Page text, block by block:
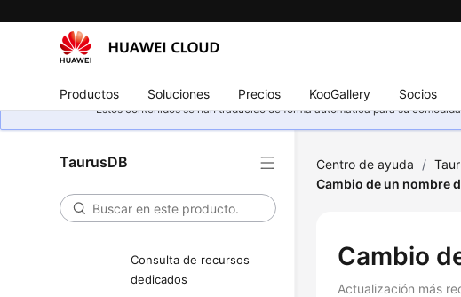
Productos Soluciones Precios KooGallery Socios
Estos contenidos se han traducido de forma automática para su
TaurusDB
Restablecimiento de una
Cambio de las
Consulta de grupos de
Consulta de recursos
dedicados
Centro de ayuda /
Cambio de un nombre
Cambio
Actualización más